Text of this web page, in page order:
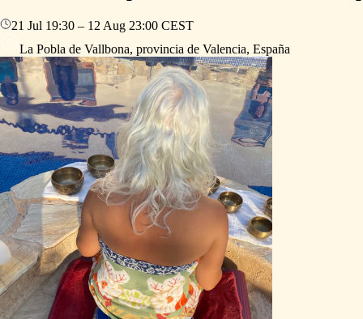
21 Jul 19:30 – 12 Aug 23:00 CEST
La Pobla de Vallbona, provincia de Valencia, España